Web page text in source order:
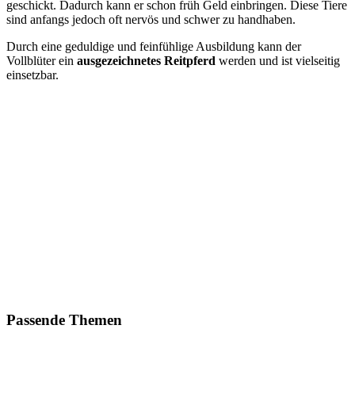
geschickt. Dadurch kann er schon früh Geld einbringen. Diese Tiere
sind anfangs jedoch oft nervös und schwer zu handhaben.
Durch eine geduldige und feinfühlige Ausbildung kann der
Vollblüter ein ausgezeichnetes Reitpferd werden und ist vielseitig
einsetzbar.
Passende Themen